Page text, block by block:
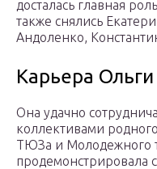
досталась главная
также снялись
Андоленко,
Карьера
Она удачно
коллективами
ТЮЗа и Молодежного
продемонстрировала